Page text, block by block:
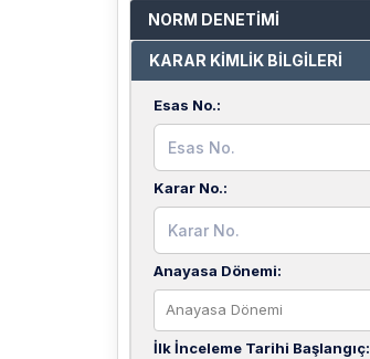
NORM DENETİMİ
KARAR KİMLİK BİLGİLERİ
Esas No.:
Karar No.:
Anayasa Dönemi:
Anayasa Dönemi
İlk İnceleme Tarihi Başlangıç: